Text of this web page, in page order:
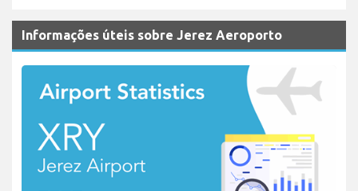
Informações úteis sobre Jerez Aeroporto